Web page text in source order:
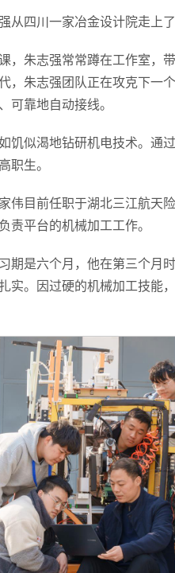
从四川一家冶金设计院走上
，朱志强常常蹲在工作室，
，朱志强团队正在攻克下一
可靠地自动接线。
饥似渴地钻研机电技术。通
职生。
伟目前任职于湖北三江航天
责平台的机械加工工作。
期是六个月，他在第三个月
实。因过硬的机械加工技能